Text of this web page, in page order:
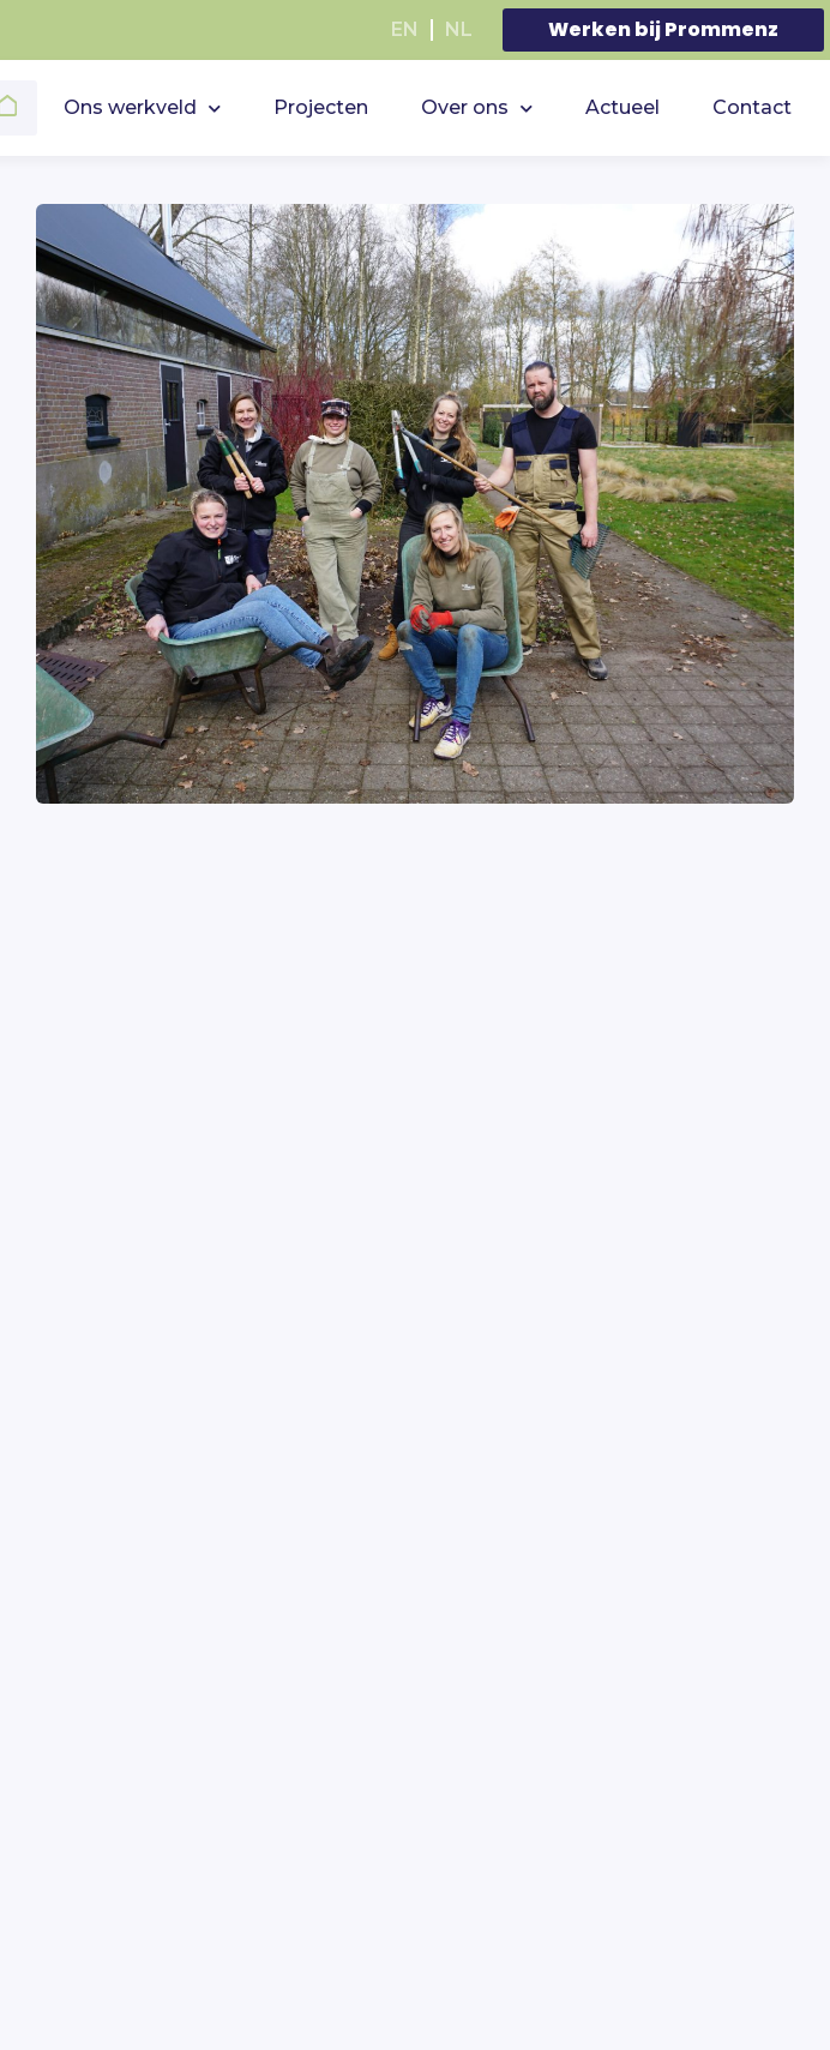
EN NL Werken bij Prommenz
Ons werkveld Projecten Over ons Actueel Contact